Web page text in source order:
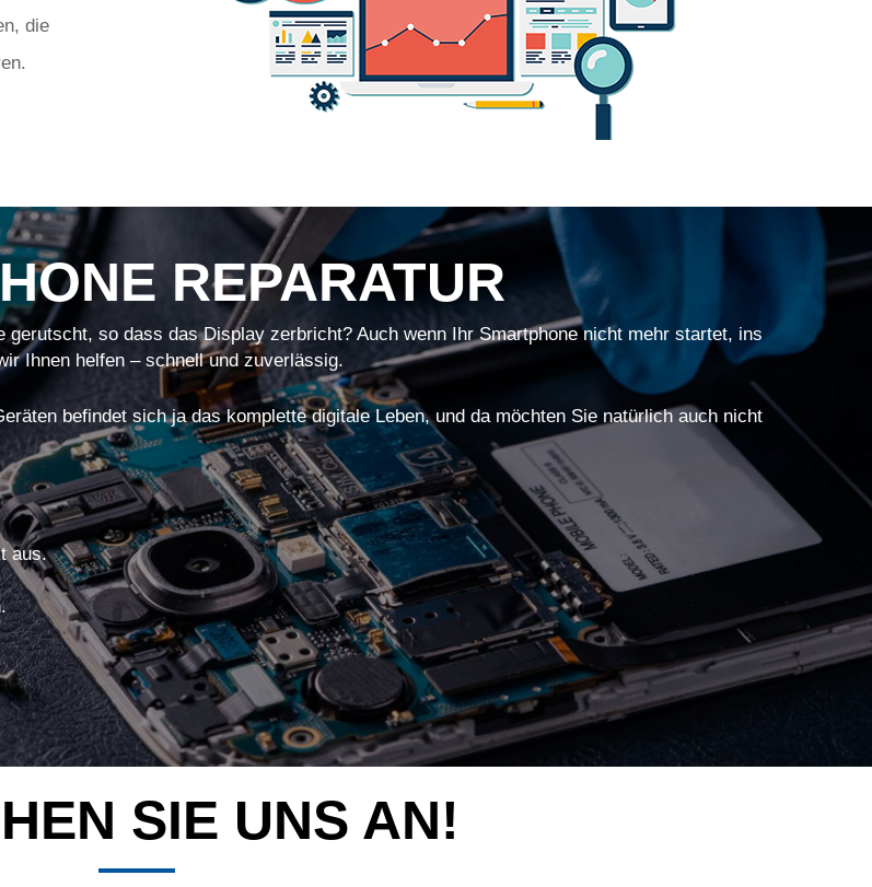
die
REPARATUR
so dass das Display zerbricht? Auch wenn Ihr Smartphone nicht mehr startet, ins
Ihnen helfen – schnell und zuverlässig.
befindet sich ja das komplette digitale Leben, und da möchten Sie natürlich auch nicht
aus.
SIE UNS AN!